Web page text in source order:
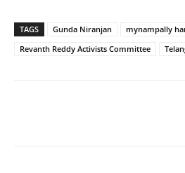
TAGS Gunda Niranjan
mynampally
Revanth Reddy Activists Committee